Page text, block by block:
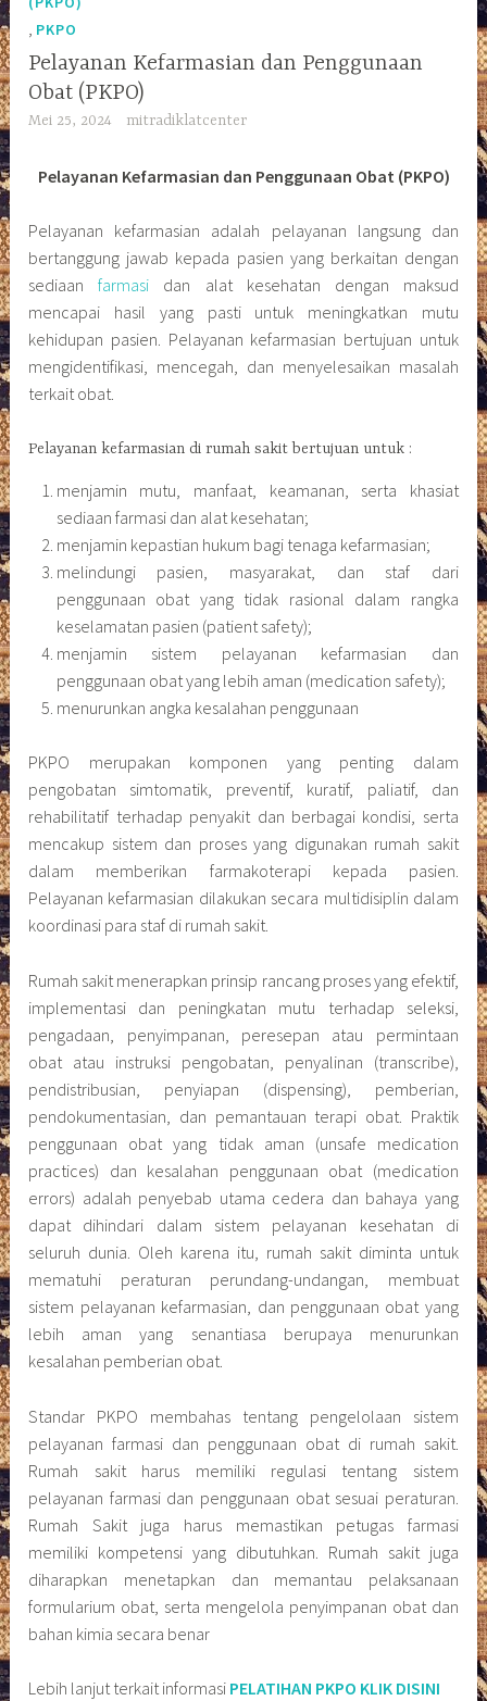
PKPO
Pelayanan Kefarmasian dan Penggunaan
Obat (PKPO)
Mei 25, 2024 mitradiklatcenter
Pelayanan Kefarmasian dan Penggunaan Obat (PKPO)
Pelayanan kefarmasian adalah pelayanan langsung dan
bertanggung jawab kepada pasien yang berkaitan dengan
sediaanfarmasi dan alat kesehatan dengan maksud
mencapai hasil yang pasti untuk meningkatkan mutu
kehidupan pasien. Pelayanan kefarmasian bertujuan untuk
mengidentifikasi, mencegah, dan menyelesaikan masalah
terkait obat.
Pelayanan kefarmasian di rumah sakit bertujuan untuk :
menjamin mutu, manfaat, keamanan, serta khasiat
sediaan farmasi dan alat kesehatan;
menjamin kepastian hukum bagi tenaga kefarmasian;
melindungi pasien, masyarakat, dan staf dari
penggunaan obat yang tidak rasional dalam rangka
keselamatan pasien (patient safety);
menjamin sistem pelayanan kefarmasian dan
penggunaan obat yang lebih aman (medication safety);
menurunkan angka kesalahan penggunaan
PKPO merupakan komponen yang penting dalam
pengobatan simtomatik, preventif, kuratif, paliatif, dan
rehabilitatif terhadap penyakit dan berbagai kondisi, serta
mencakup sistem dan proses yang digunakan rumah sakit
dalam memberikan farmakoterapi kepada pasien.
Pelayanan kefarmasian dilakukan secara multidisiplin dalam
koordinasi para staf di rumah sakit.
Rumah sakit menerapkan prinsip rancang proses yang efektif,
implementasi dan peningkatan mutu terhadap seleksi,
pengadaan, penyimpanan, peresepan atau permintaan
obat atau instruksi pengobatan, penyalinan (transcribe),
pendistribusian, penyiapan (dispensing), pemberian,
pendokumentasian, dan pemantauan terapi obat. Praktik
penggunaan obat yang tidak aman (unsafe medication
practices) dan kesalahan penggunaan obat (medication
errors) adalah penyebab utama cedera dan bahaya yang
dapat dihindari dalam sistem pelayanan kesehatan di
seluruh dunia. Oleh karena itu, rumah sakit diminta untuk
mematuhi peraturan perundang-undangan, membuat
sistem pelayanan kefarmasian, dan penggunaan obat yang
lebih aman yang senantiasa berupaya menurunkan
kesalahan pemberian obat.
Standar PKPO membahas tentang pengelolaan sistem
pelayanan farmasi dan penggunaan obat di rumah sakit.
Rumah sakit harus memiliki regulasi tentang sistem
pelayanan farmasi dan penggunaan obat sesuai peraturan.
Rumah Sakit juga harus memastikan petugas farmasi
memiliki kompetensi yang dibutuhkan. Rumah sakit juga
diharapkan menetapkan dan memantau pelaksanaan
formularium obat, serta mengelola penyimpanan obat dan
bahan kimia secara benar
Lebih lanjut terkait informasi PELATIHAN PKPO KLIK DISINI